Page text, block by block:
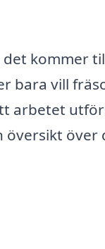
kommer
bara vill
arbetet
översikt över